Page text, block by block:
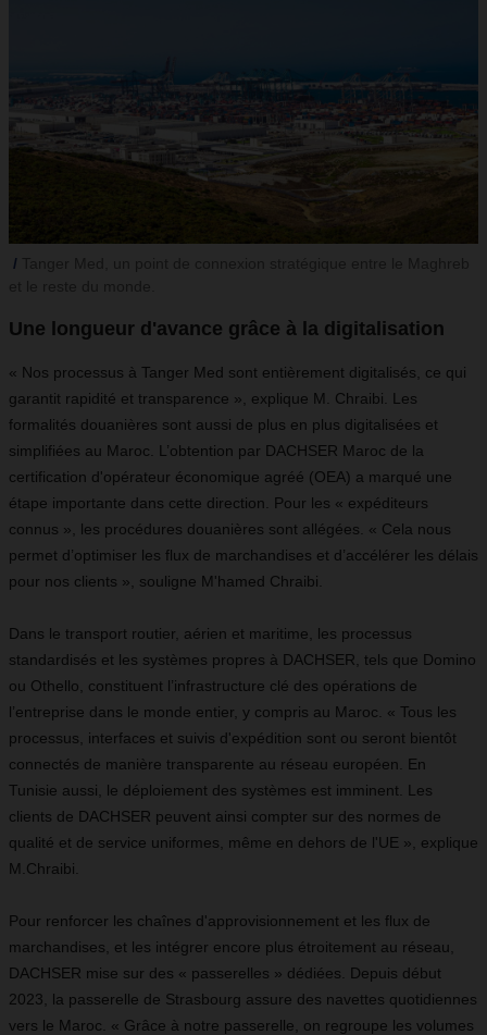
Une longueur d'avance grâce à la digitalisation
« Nos processus à Tanger Med sont entièrement digitalisés, ce qui
garantit rapidité et transparence », explique M. Chraibi. Les
formalités douanières sont aussi de plus en plus digitalisées et
simplifiées au Maroc. L’obtention par DACHSER Maroc de la
certification d'opérateur économique agréé (OEA) a marqué une
étape importante dans cette direction. Pour les « expéditeurs
connus », les procédures douanières sont allégées. « Cela nous
permet d’optimiser les flux de marchandises et d’accélérer les délais
pour nos clients », souligne M'hamed Chraibi.
Dans le transport routier, aérien et maritime, les processus
standardisés et les systèmes propres à DACHSER, tels que Domino
ou Othello, constituent l’infrastructure clé des opérations de
l’entreprise dans le monde entier, y compris au Maroc. « Tous les
processus, interfaces et suivis d'expédition sont ou seront bientôt
connectés de manière transparente au réseau européen. En
Tunisie aussi, le déploiement des systèmes est imminent. Les
clients de DACHSER peuvent ainsi compter sur des normes de
qualité et de service uniformes, même en dehors de l'UE », explique
M.Chraibi.
Pour renforcer les chaînes d'approvisionnement et les flux de
marchandises, et les intégrer encore plus étroitement au réseau,
DACHSER mise sur des « passerelles » dédiées. Depuis début
2023, la passerelle de Strasbourg assure des navettes quotidiennes
vers le Maroc. « Grâce à notre passerelle, on regroupe les volumes